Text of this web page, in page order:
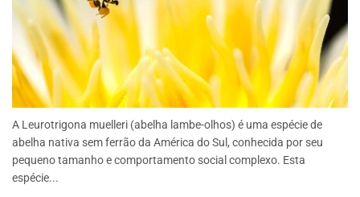
A Leurotrigona muelleri (abelha lambe-olhos) é uma espécie de
abelha nativa sem ferrão da América do Sul, conhecida por seu
pequeno tamanho e comportamento social complexo. Esta
espécie...